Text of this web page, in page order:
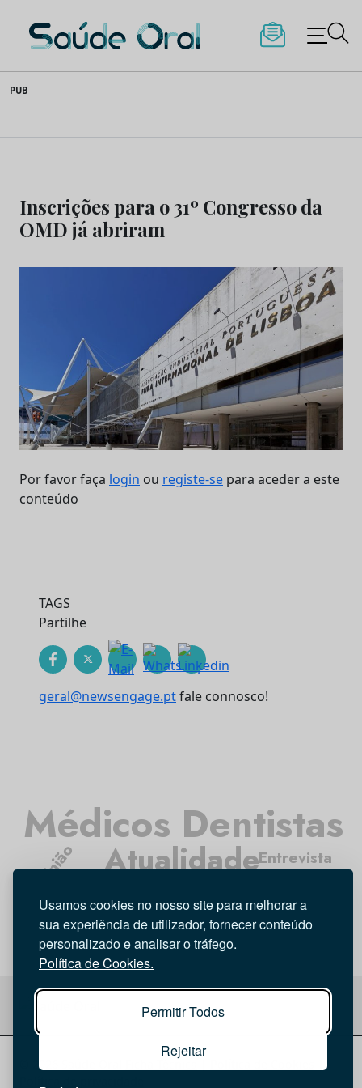
Usamos cookies no nosso site para melhorar a
sua experiência de utilizador, fornecer conteúdo
personalizado e analisar o tráfego.
Política de Cookies.
Permitir Todos
Rejeitar
to
content
Saúde Oral
PUB
Inscrições para o 31º Congresso da
OMD já abriram
Por favor faça login ou registe-se para aceder a este
conteúdo
TAGS
Partilhe
geral@newsengage.ptfale connosco!
Atualidade
Médicos Dentistas
Higiene Oral
Entrevista
Opinião
© 2026 Saúde Oral